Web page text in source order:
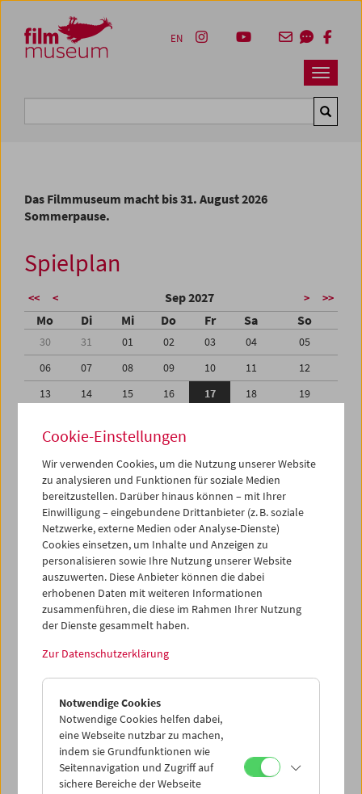
Zum Inhalt
Zum Hauptmenü
Zur Servicenavigation
Zum Suche
Navbar
EN
Das Filmmuseum macht bis 31. August 2026
Sommerpause.
Spielplan
<< < Sep 2027 > >>
Mo Di Mi Do Fr Sa So
30 31 01 02 03 04
05
06
07 08 09 10 11
12
13
14 15 16 17 18
19
27
28 29 30
04
05 06 07 08 09 10
iCalender
Programmheft-PDF
English language or subtitles
< Vorherige Woche
Mo 13.9.
Di 14.9.
Mi 15.9.
Cookie-Einstellungen
Wir verwenden Cookies, um die Nutzung unserer Website
zu analysieren und Funktionen für soziale Medien
bereitzustellen. Darüber hinaus können – mit Ihrer
Einwilligung – eingebundene Drittanbieter (z. B. soziale
Netzwerke, externe Medien oder Analyse-Dienste)
Cookies einsetzen, um Inhalte und Anzeigen zu
personalisieren sowie Ihre Nutzung unserer Website
auszuwerten. Diese Anbieter können die dabei
erhobenen Daten mit weiteren Informationen
zusammenführen, die diese im Rahmen Ihrer Nutzung
der Dienste gesammelt haben.
Zur Datenschutzerklärung
Notwendige Cookies
Notwendige Cookies helfen dabei,
eine Webseite nutzbar zu machen,
indem sie Grundfunktionen wie
Seitennavigation und Zugriff auf
sichere Bereiche der Webseite